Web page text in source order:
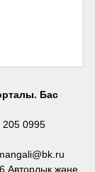
Бас
205 0995
Авторлық және